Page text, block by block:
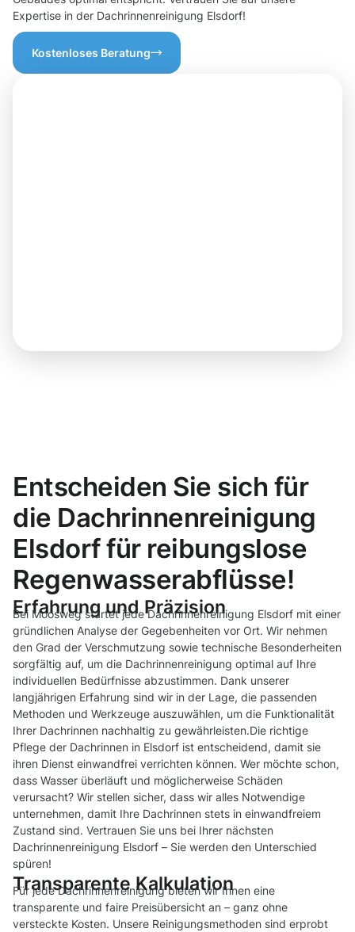
Expertise in der Dachrinnenreinigung Elsdorf!
Kostenloses Beratung
Entscheiden Sie sich für
die Dachrinnenreinigung
Elsdorf für reibungslose
Regenwasserabflüsse!
Erfahrung und Präzision
Bei Moosweg startet jede Dachrinnenreinigung Elsdorf mit einer
gründlichen Analyse der Gegebenheiten vor Ort. Wir nehmen
den Grad der Verschmutzung sowie technische Besonderheiten
sorgfältig auf, um die Dachrinnenreinigung optimal auf Ihre
individuellen Bedürfnisse abzustimmen. Dank unserer
langjährigen Erfahrung sind wir in der Lage, die passenden
Methoden und Werkzeuge auszuwählen, um die Funktionalität
Ihrer Dachrinnen nachhaltig zu gewährleisten.Die richtige
Pflege der Dachrinnen in Elsdorf ist entscheidend, damit sie
ihren Dienst einwandfrei verrichten können. Wer möchte schon,
dass Wasser überläuft und möglicherweise Schäden
verursacht? Wir stellen sicher, dass wir alles Notwendige
unternehmen, damit Ihre Dachrinnen stets in einwandfreiem
Zustand sind. Vertrauen Sie uns bei Ihrer nächsten
Dachrinnenreinigung Elsdorf – Sie werden den Unterschied
spüren!
Transparente Kalkulation
Für jede Dachrinnenreinigung bieten wir Ihnen eine
transparente und faire Preisübersicht an – ganz ohne
versteckte Kosten. Unsere Reinigungsmethoden sind erprobt